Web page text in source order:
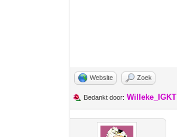
Website Zoek
Bedankt door: Willeke_IGKT